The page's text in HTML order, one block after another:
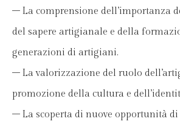
– La comprensione dell’importanza
del sapere artigianale e della
generazioni di artigiani.
– La valorizzazione del ruolo
promozione della cultura e
– La scoperta di nuove opportunità di